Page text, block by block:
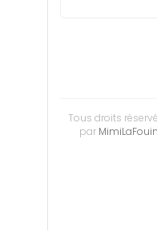
Tous droits
par